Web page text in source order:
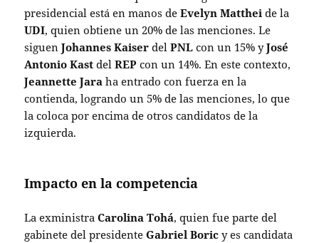
presidencial está en manos deEvelyn Matthei de la
UDI, quien obtiene un 20% de las menciones. Le
siguenJohannes Kaiser delPNL con un 15% yJosé
Antonio Kast delREP con un 14%. En este contexto,
Jeannette Jara ha entrado con fuerza en la
contienda, logrando un 5% de las menciones, lo que
la coloca por encima de otros candidatos de la
izquierda.
Impacto en la competencia
La exministraCarolina Tohá, quien fue parte del
gabinete del presidenteGabriel Boric y es candidata